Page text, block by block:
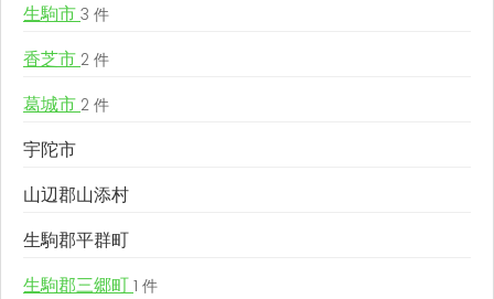
生駒市 3 件
香芝市 2 件
葛城市 2 件
宇陀市
山辺郡山添村
生駒郡平群町
生駒郡三郷町 1 件